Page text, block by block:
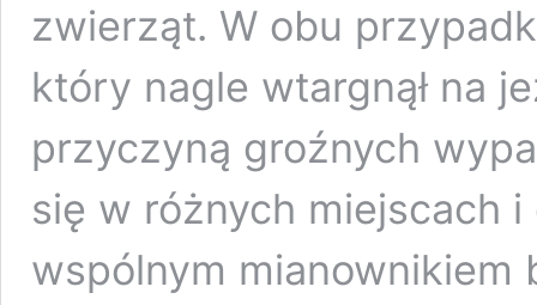
zwierząt. W obu
który nagle wtargnął na
przyczyną groźnych
się w różnych miejscach
wspólnym mianownikiem